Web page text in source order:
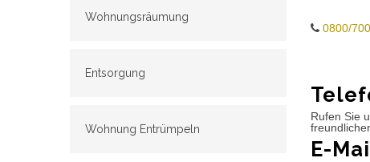
Wohnungsräumung
Entsorgung
Wohnung Entrümpeln
0800/
Rufen Sie
E-